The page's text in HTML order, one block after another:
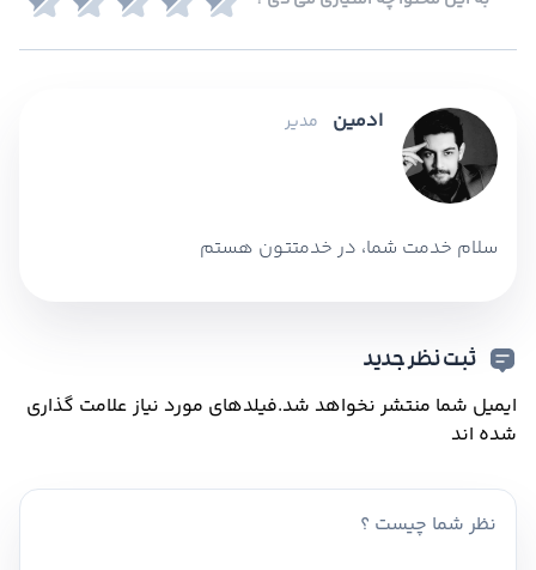
ادمین مدیر
سلام خدمت شما، در خدمتتون هستم
ثبت نظر جدید
ایمیل شما منتشر نخواهد شد.فیلدهای مورد نیاز علامت گذاری
شده اند